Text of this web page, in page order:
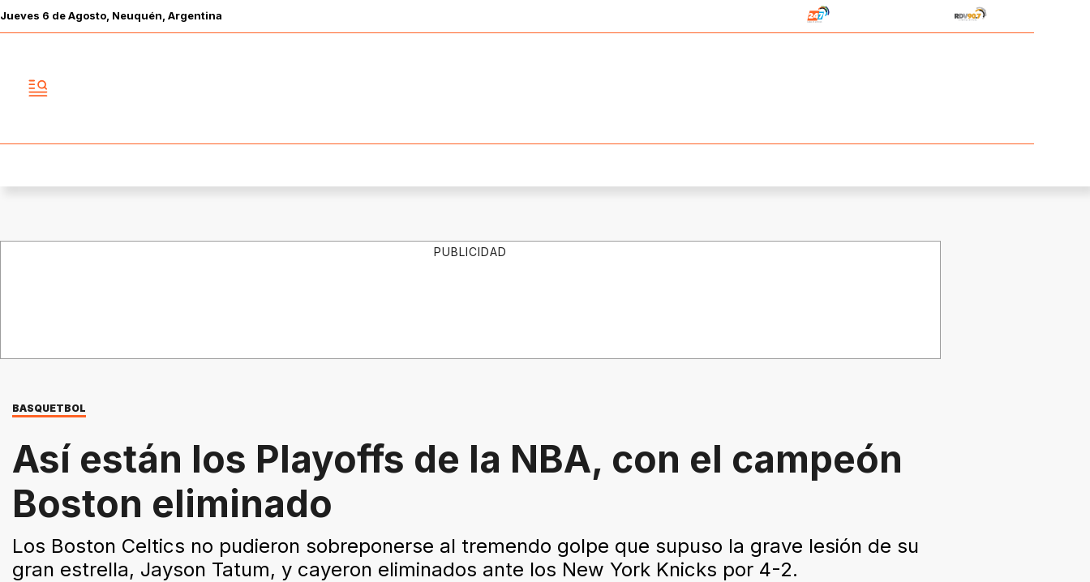
Jueves 6 deAgosto , Neuquén, Argentina
PUBLICIDAD
BASQUETBOL
Así están los Playoffs de la NBA, con el campeón
Boston eliminado
Los Boston Celtics no pudieron sobreponerse al tremendo golpe que supuso la grave lesión de su
gran estrella, Jayson Tatum, y cayeron eliminados ante los New York Knicks por 4-2.